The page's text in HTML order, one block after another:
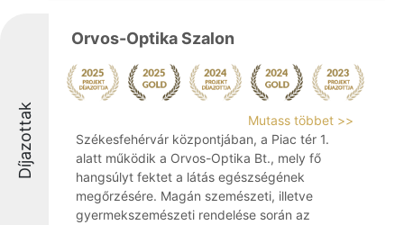
Díjazottak
Orvos-Optika Szalon
Mutass többet >>
Székesfehérvár központjában, a Piac tér 1.
alatt működik a Orvos-Optika Bt., mely fő
hangsúlyt fektet a látás egészségének
megőrzésére. Magán szemészeti, illetve
gyermekszemészeti rendelése során az